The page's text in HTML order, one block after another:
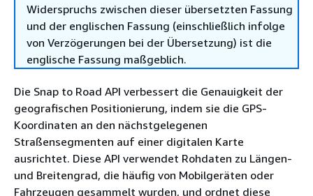
Widerspruchs zwischen dieser übersetzten Fassung
und der englischen Fassung (einschließlich infolge
von Verzögerungen bei der Übersetzung) ist die
englische Fassung maßgeblich.
Die Snap to Road API verbessert die Genauigkeit der
geografischen Positionierung, indem sie die GPS-
Koordinaten an den nächstgelegenen
Straßensegmenten auf einer digitalen Karte
ausrichtet. Diese API verwendet Rohdaten zu Längen-
und Breitengrad, die häufig von Mobilgeräten oder
Fahrzeugen gesammelt wurden, und ordnet diese